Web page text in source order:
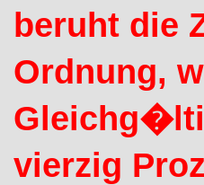
beruht die
Ordnung,
vierzig